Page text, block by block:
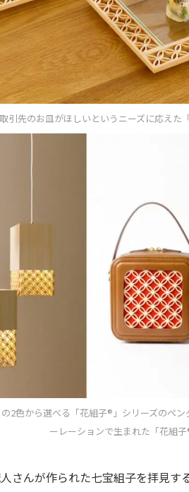
取引先のお皿がほしいというニーズに応えた
2色から選べる「花組子®」シリーズのペ
ーレーションで生まれた「花組子
人さんが作られた七宝組子を拝見